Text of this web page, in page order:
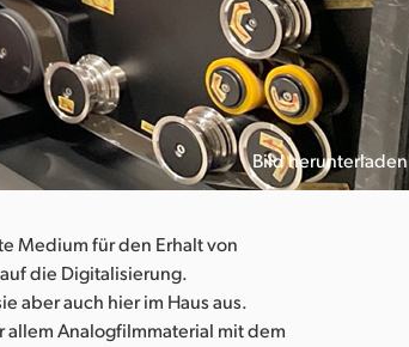
Bild herunterladen
Medium für den Erhalt von
die Digitalisierung.
aber auch hier im Haus aus.
allem Analogfilmmaterial mit dem